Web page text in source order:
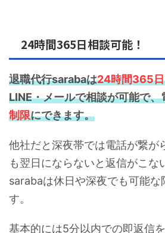
24時間365日相談可能！
退職代行sarabaは24時間365日
LINE・メールで相談が可能で
制限にできます。
他社だと深夜帯では電話が繋が
も翌日にならないと返信がこな
sarabaは休日や深夜でも可能な
す。
基本的には5分以内での即返信